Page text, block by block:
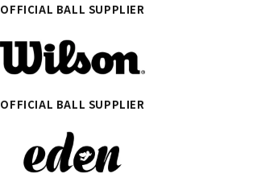
OFFICIAL BALL SUPPLIER
OFFICIAL BALL SUPPLIER